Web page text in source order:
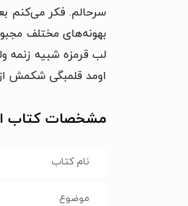
سرحالم. فکر می‌کنم
بهونه‌های مختلف
لب قرمزه شبیه
اومد قلمبگی شکمش
مشخصات کتاب
نام کتاب
موضوع